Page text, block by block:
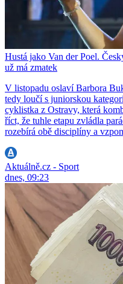
Hustá jako Van der Poel.
už má zmatek
V listopadu oslaví Barbora
tedy loučí s juniorskou
cyklistka z Ostravy, která
říct, že tuhle etapu zvládla
rozebírá obě disciplíny a
Aktuálně.cz - Sport
dnes, 09:23